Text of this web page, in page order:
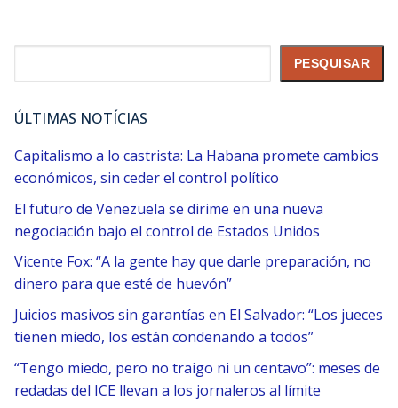
PESQUISAR
ÚLTIMAS NOTÍCIAS
Capitalismo a lo castrista: La Habana promete cambios
económicos, sin ceder el control político
El futuro de Venezuela se dirime en una nueva
negociación bajo el control de Estados Unidos
Vicente Fox: “A la gente hay que darle preparación, no
dinero para que esté de huevón”
Juicios masivos sin garantías en El Salvador: “Los jueces
tienen miedo, los están condenando a todos”
“Tengo miedo, pero no traigo ni un centavo”: meses de
redadas del ICE llevan a los jornaleros al límite